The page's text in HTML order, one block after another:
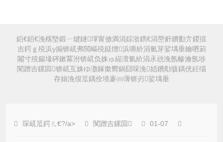
銆€銆€浼楁墍鍛ㄧ煡鐩墠甯傚満涓婃湁鐫€涓嶅皯鐨勫亣鍐掍
吉鍔ｇ殑浜у搧锛屼弗閲嶇殑鎹熷浜嗕紒涓氫笌娑堣垂鑰呬箣
闂寸殑鍚堟硶鏉冪泭锛屼负姝ゅ緢澶氫紒涓氶兘浼氬幓瀹氬埗
闃蹭吉鏍囩锛屼互姝ゆ潵鎵撳嚮鍋囧啋浼姡鐨勪骇鍝侊紝缁
存姢浼佷笟鍝佺墝褰㈣薄锛岃娑堣垂
琛屼笟鍔ㄦ€?/a> 闃蹭吉鏍囩 01-07